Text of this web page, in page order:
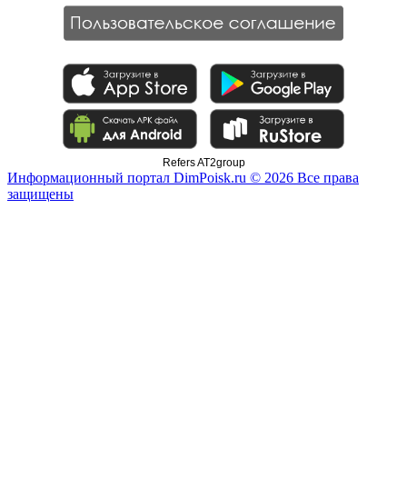
Refers AT2group
Информационный портал DimPoisk.ru © 2026 Все права
защищены